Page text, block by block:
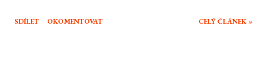
nabízí Tima Rotha nebo Cilliana Murphyho v hlavních rolích. Vyrazíte do
SDÍLET OKOMENTOVAT CELÝ ČLÁNEK »